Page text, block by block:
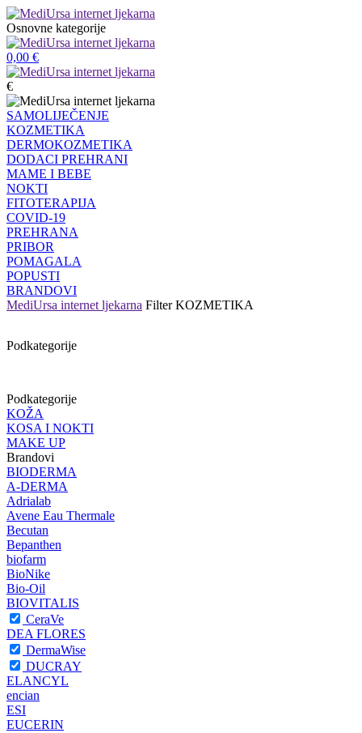
Osnovne kategorije
0,00 €
€
SAMOLIJEČENJE
KOZMETIKA
DERMOKOZMETIKA
DODACI PREHRANI
MAME I BEBE
NOKTI
FITOTERAPIJA
COVID-19
PREHRANA
PRIBOR
POMAGALA
POPUSTI
BRANDOVI
MediUrsa internet ljekarna Filter KOZMETIKA
Podkategorije
Podkategorije
KOŽA
KOSA I NOKTI
MAKE UP
Brandovi
BIODERMA
A-DERMA
Adrialab
Avene Eau Thermale
Becutan
Bepanthen
biofarm
BioNike
Bio-Oil
BIOVITALIS
CeraVe
DEA FLORES
DermaWise
DUCRAY
ELANCYL
encian
ESI
EUCERIN